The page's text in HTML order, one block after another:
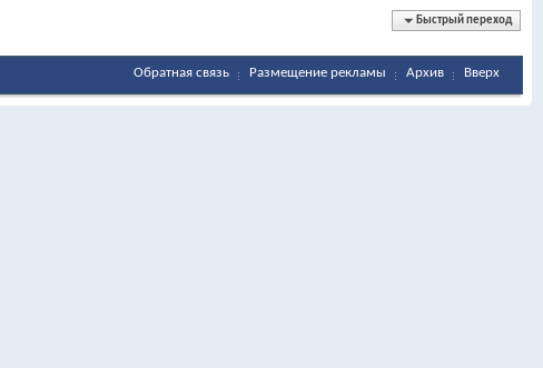
Быстрый переход
Обратная связь Размещение рекламы Архив Вверх